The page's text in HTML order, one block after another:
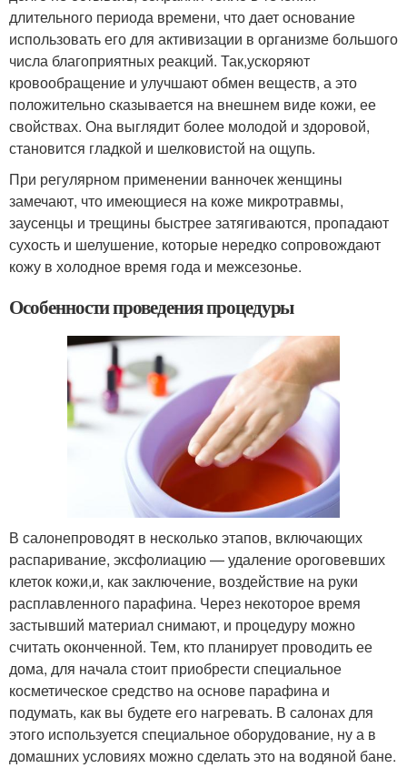
длительного периода времени, что дает основание
использовать его для активизации в организме большого
числа благоприятных реакций. Так,ускоряют
кровообращение и улучшают обмен веществ, а это
положительно сказывается на внешнем виде кожи, ее
свойствах. Она выглядит более молодой и здоровой,
становится гладкой и шелковистой на ощупь.
При регулярном применении ванночек женщины
замечают, что имеющиеся на коже микротравмы,
заусенцы и трещины быстрее затягиваются, пропадают
сухость и шелушение, которые нередко сопровождают
кожу в холодное время года и межсезонье.
Особенности проведения процедуры
В салонепроводят в несколько этапов, включающих
распаривание, эксфолиацию — удаление ороговевших
клеток кожи,и, как заключение, воздействие на руки
расплавленного парафина. Через некоторое время
застывший материал снимают, и процедуру можно
считать оконченной. Тем, кто планирует проводить ее
дома, для начала стоит приобрести специальное
косметическое средство на основе парафина и
подумать, как вы будете его нагревать. В салонах для
этого используется специальное оборудование, ну а в
домашних условиях можно сделать это на водяной бане.